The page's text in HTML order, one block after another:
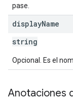
pase.
displayName
string
Opcional. Es el
Anotaciones